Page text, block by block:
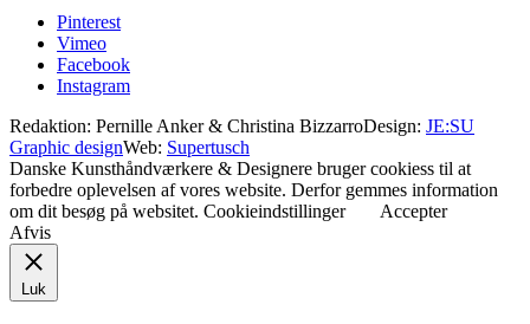
Pinterest
Vimeo
Facebook
Instagram
Redaktion: Pernille Anker & Christina BizzarroDesign: JE:SU
Graphic designWeb: Supertusch
Danske Kunsthåndværkere & Designere bruger cookiess til at
forbedre oplevelsen af vores website. Derfor gemmes information
om dit besøg på websitet. Cookieindstillinger
Accepter
Afvis
Luk